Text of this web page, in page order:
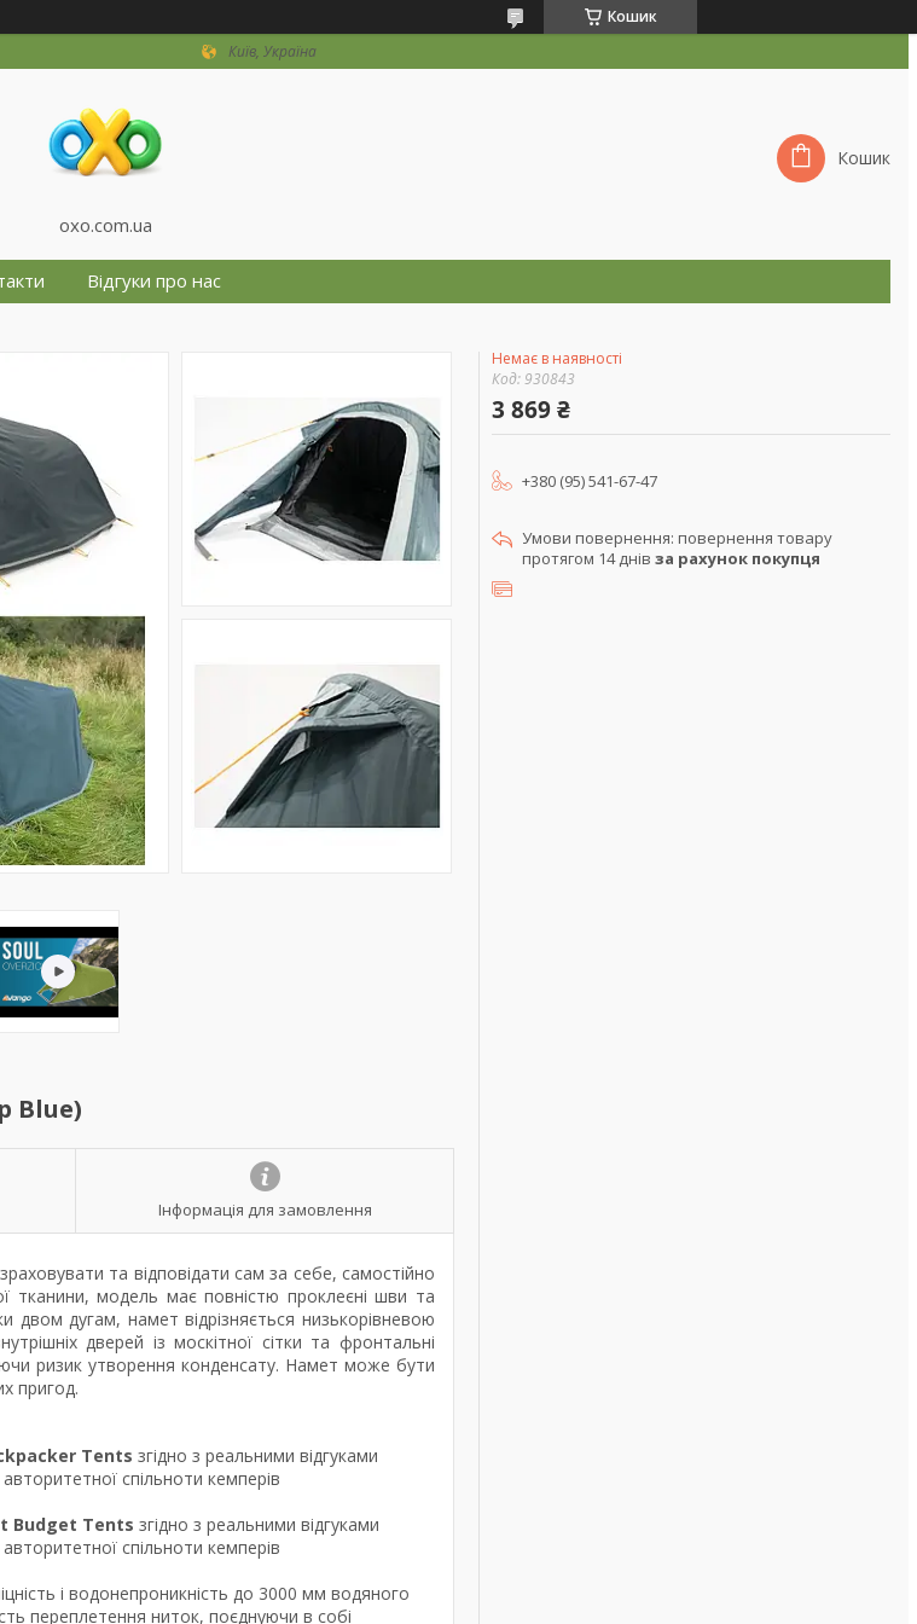
Кошик
Київ, Україна
oxo.com.ua
Кошик
Відгуки про нас
Blue)
Інформація для замовлення
та відповідати сам за себе, самостійно
тканини, модель має повністю проклеєні шви та
двом дугам, намет відрізняється низькорівневою
дверей із москітної сітки та фронтальні
ризик утворення конденсату. Намет може бути
пригод.
Tents згідно з реальними відгуками
спільноти кемперів
Budget Tents згідно з реальними відгуками
спільноти кемперів
і водонепроникність до 3000 мм водяного
переплетення ниток, поєднуючи в собі
Немає в наявності
Код:930843
3 869 ₴
+380 (95) 541-67-47
повернення товару
протягом 14 днів за рахунок покупця